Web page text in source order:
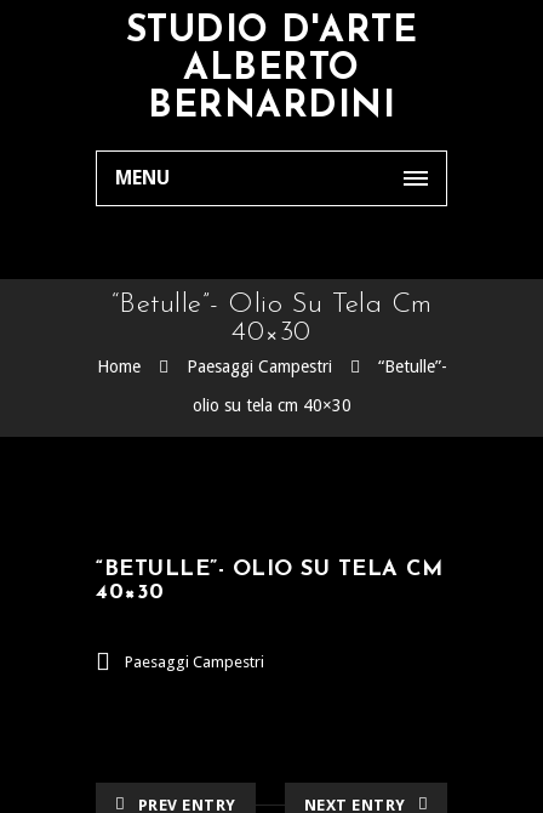
STUDIO D'ARTE
ALBERTO
BERNARDINI
MENU
“Betulle”- Olio Su Tela Cm
40×30
Home Paesaggi Campestri
“Betulle”-
olio su tela cm 40×30
“BETULLE”- OLIO SU TELA CM
40×30
Paesaggi Campestri
PREV ENTRY NEXT ENTRY